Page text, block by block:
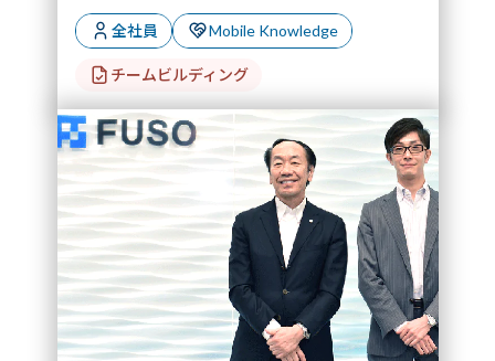
全社員 Mobile Knowledge
チームビルディング